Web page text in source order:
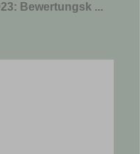
Bewertungsk ...